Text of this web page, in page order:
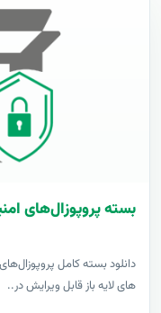
بسته پروپوزال‌های
دانلود بسته کامل
های لایه باز قابل ویرایش در..